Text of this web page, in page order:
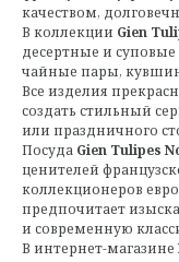
качеством,
В коллекции Gien
десертные и
чайные пары,
Все изделия
создать стильный
или праздничного
Посуда Gien Tulipes
ценителей
коллекционеров
предпочитает
и современную
В интернет-магазине